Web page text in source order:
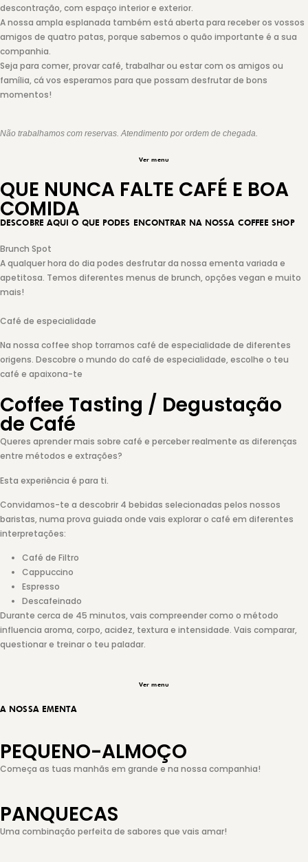
descontração, com espaço interior e exterior.
A nossa ampla esplanada também está aberta para receber os vossos
amigos de quatro patas, porque sabemos o quão importante é a sua
companhia.
Seja para comer, provar café, trabalhar ou estar com os amigos ou
família, cá vos esperamos para que possam desfrutar de bons
momentos!
Não trabalhamos com reservas. Atendimento por ordem de chegada.
Ver menu
QUE NUNCA FALTE CAFÉ E BOA
COMIDA
DESCOBRE AQUI O QUE PODES ENCONTRAR NA NOSSA COFFEE SHOP
Brunch Spot
A qualquer hora do dia podes desfrutar da nossa ementa variada e
apetitosa. Temos diferentes menus de brunch, opções vegan e muito
mais!
Café de especialidade
Na nossa coffee shop torramos café de especialidade de diferentes
origens. Descobre o mundo do café de especialidade, escolhe o teu
café e apaixona-te
Coffee Tasting / Degustação
de Café
Queres aprender mais sobre café e perceber realmente as diferenças
entre métodos e extrações?
Esta experiência é para ti.
Convidamos-te a descobrir 4 bebidas selecionadas pelos nossos
baristas, numa prova guiada onde vais explorar o café em diferentes
interpretações:
Café de Filtro
Cappuccino
Espresso
Descafeinado
Durante cerca de 45 minutos, vais compreender como o método
influencia aroma, corpo, acidez, textura e intensidade. Vais comparar,
questionar e treinar o teu paladar.
Ver menu
A NOSSA EMENTA
PEQUENO-ALMOÇO
Começa as tuas manhãs em grande e na nossa companhia!
PANQUECAS
Uma combinação perfeita de sabores que vais amar!